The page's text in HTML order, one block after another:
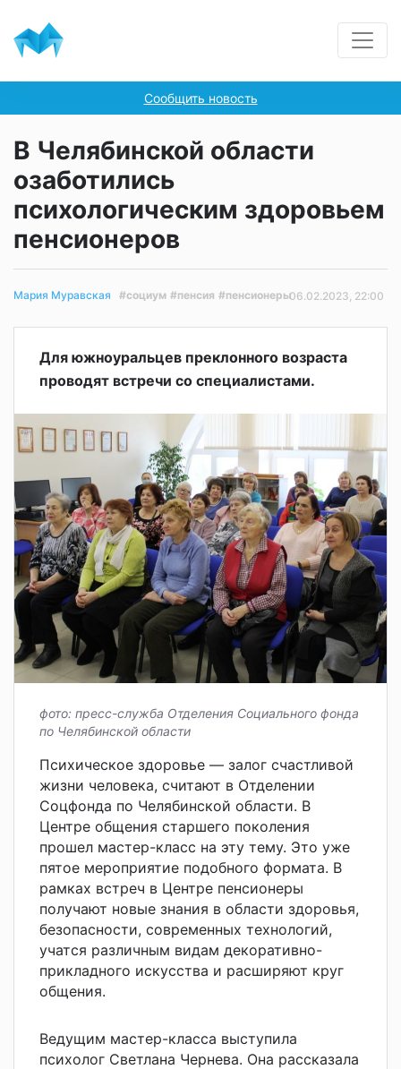
Сообщить новость
В Челябинской области
озаботились
психологическим здоровьем
пенсионеров
Мария Муравская #социум #пенсия #пенсионеры06.02.2023, 22:00
Для южноуральцев преклонного возраста
проводят встречи со специалистами.
фото: пресс-служба Отделения Социального фонда
по Челябинской области
Психическое здоровье — залог счастливой
жизни человека, считают в Отделении
Соцфонда по Челябинской области. В
Центре общения старшего поколения
прошел мастер-класс на эту тему. Это уже
пятое мероприятие подобного формата. В
рамках встреч в Центре пенсионеры
получают новые знания в области здоровья,
безопасности, современных технологий,
учатся различным видам декоративно-
прикладного искусства и расширяют круг
общения.
Ведущим мастер-класса выступила
психолог Светлана Чернева. Она рассказала